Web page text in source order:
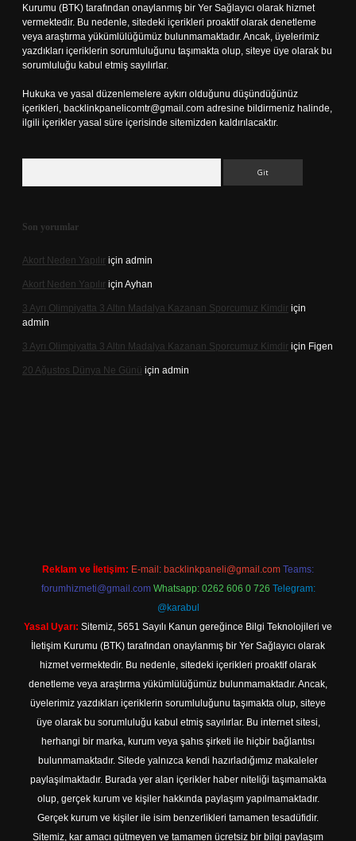
Kurumu (BTK) tarafından onaylanmış bir Yer Sağlayıcı olarak hizmet
vermektedir. Bu nedenle, sitedeki içerikleri proaktif olarak denetleme
veya araştırma yükümlülüğümüz bulunmamaktadır. Ancak, üyelerimiz
yazdıkları içeriklerin sorumluluğunu taşımakta olup, siteye üye olarak bu
sorumluluğu kabul etmiş sayılırlar.
Hukuka ve yasal düzenlemelere aykırı olduğunu düşündüğünüz
içerikleri, backlinkpanelicomtr@gmail.com adresine bildirmeniz halinde,
ilgili içerikler yasal süre içerisinde sitemizden kaldırılacaktır.
Son yorumlar
Akort Neden Yapılır için admin
Akort Neden Yapılır için Ayhan
3 Ayrı Olimpiyatta 3 Altın Madalya Kazanan Sporcumuz Kimdir için
admin
3 Ayrı Olimpiyatta 3 Altın Madalya Kazanan Sporcumuz Kimdir için Figen
20 Ağustos Dünya Ne Günü için admin
Reklam ve İletişim: E-mail: backlinkpaneli@gmail.com Teams:
forumhizmeti@gmail.com Whatsapp: 0262 606 0 726 Telegram:
@karabul
Yasal Uyarı: Sitemiz, 5651 Sayılı Kanun gereğince Bilgi Teknolojileri ve
İletişim Kurumu (BTK) tarafından onaylanmış bir Yer Sağlayıcı olarak
hizmet vermektedir. Bu nedenle, sitedeki içerikleri proaktif olarak
denetleme veya araştırma yükümlülüğümüz bulunmamaktadır. Ancak,
üyelerimiz yazdıkları içeriklerin sorumluluğunu taşımakta olup, siteye
üye olarak bu sorumluluğu kabul etmiş sayılırlar. Bu internet sitesi,
herhangi bir marka, kurum veya şahıs şirketi ile hiçbir bağlantısı
bulunmamaktadır. Sitede yalnızca kendi hazırladığımız makaleler
paylaşılmaktadır. Burada yer alan içerikler haber niteliği taşımamakta
olup, gerçek kurum ve kişiler hakkında paylaşım yapılmamaktadır.
Gerçek kurum ve kişiler ile isim benzerlikleri tamamen tesadüfidir.
Sitemiz, kar amacı gütmeyen ve tamamen ücretsiz bir bilgi paylaşım